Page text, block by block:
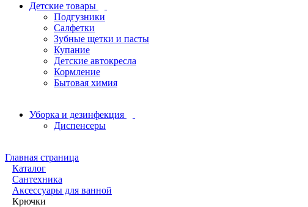
Детские товары
Подгузники
Салфетки
Зубные щетки и пасты
Купание
Детские автокресла
Кормление
Бытовая химия
Уборка и дезинфекция
Диспенсеры
Главная страница
Каталог
Сантехника
Аксессуары для ванной
Крючки